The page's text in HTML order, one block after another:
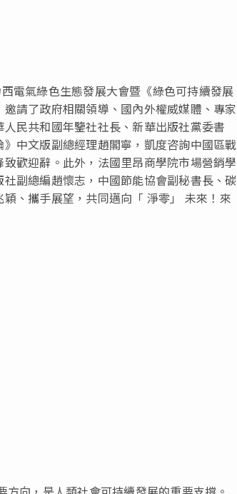
電氣綠色生態發展大會暨《綠色可持續發展
請了政府相關領導、國內外權威媒體、專家
民共和國年鑒社社長、新華出版社黨委書
中文版副總經理趙閣寧，凱度咨詢中國區戰
歡迎辭。此外，法國里昂商學院市場營銷學
副總編趙懷志，中國節能協會副秘書長、碳
、攜手展望，共同邁向 「 淨零」
未來！來